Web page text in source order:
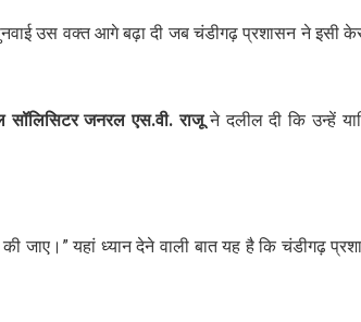
उस वक्त आगे बढ़ा दी जब चंडीगढ़ प्रशासन ने इसी
सॉलिसिटर जनरल एस.वी. राजूने दलील दी कि उन्हें
जाए।” यहां ध्यान देने वाली बात यह है कि चंडीगढ़